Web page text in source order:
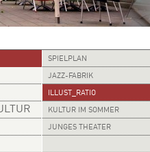
SPIELPLAN
JAZZ-FABRIK
ILLUST_RATIO
KULTUR IM SOMMER
JUNGES THEATER